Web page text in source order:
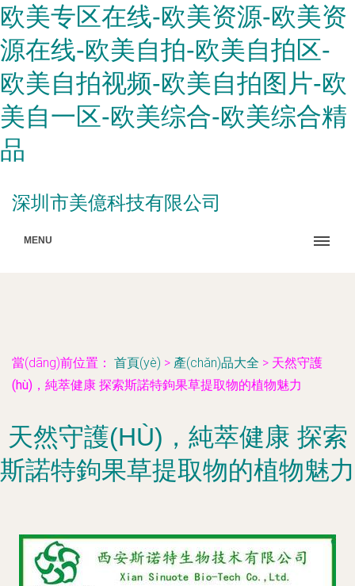
欧美专区在线-欧美资源-欧美资
源在线-欧美自拍-欧美自拍区-
欧美自拍视频-欧美自拍图片-欧
美自一区-欧美综合-欧美综合精
品
深圳市美億科技有限公司
MENU
當(dāng)前位置： 首頁(yè) > 產(chǎn)品大全 > 天然守護
(hù)，純萃健康 探索斯諾特鉤果草提取物的植物魅力
天然守護(HÙ)，純萃健康 探索
斯諾特鉤果草提取物的植物魅力